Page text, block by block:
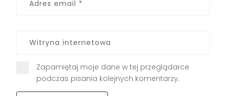
Zapamiętaj moje dane w tej przeglądarce
podczas pisania kolejnych komentarzy.